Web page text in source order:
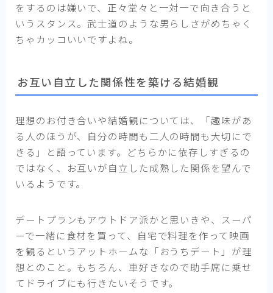
をするのは嫌いで、正々堂々と一対一で向き合うと
いうスタンス。武士道のような男らしさがめちゃく
ちゃカッコいいですよね。
お互い自立した関係性を築ける結婚観
理想のお付き合いや結婚観については、「趣味があ
る人のほうが、自分の時間も二人の時間も大切にで
きる」と語っています。どちらかに依存しすぎるの
ではなく、お互いが自立した成熟した関係を望んで
いるようです。
デートプランもアウトドア派かと思いきや、スーパ
ーで一緒に食材を買って、自宅で料理を作って映画
を観るというアットホームな「おうちデート」が理
想とのこと。もちろん、車好きなので助手席に乗せ
てドライブにも行きたいそうです。